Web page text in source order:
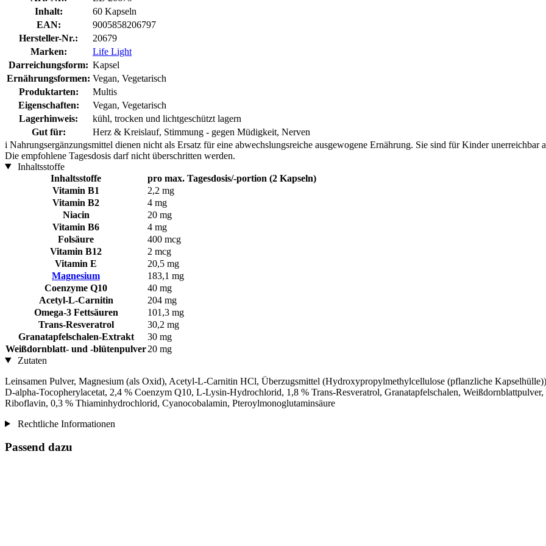
Inhalt:
60 Kapseln
EAN:
9005858206797
Hersteller-Nr.:
20679
Marken:
Life Light
Darreichungsform: Kapsel
Ernährungsformen: Vegan, Vegetarisch
Produktarten:
Multis
Eigenschaften:
Vegan, Vegetarisch
Lagerhinweis:
kühl, trocken und lichtgeschützt lagern
Gut für:
Herz & Kreislauf, Stimmung - gegen Müdigkeit, Nerven
i Nahrungsergänzungsmittel dienen nicht als Ersatz für eine abwechslungsreiche ausgewogene Ernährung. Sie sind für Kinder unerreichbar
Die empfohlene Tagesdosis darf nicht überschritten werden.
Inhaltsstoffe
Inhaltsstoffe
pro max. Tagesdosis/-portion (2 Kapseln)
Vitamin B1
2,2 mg
Vitamin B2
4 mg
Niacin
20 mg
Vitamin B6
4 mg
Folsäure
400 mcg
Vitamin B12
2 mcg
Vitamin E
20,5 mg
Magnesium
183,1 mg
Coenzyme Q10
40 mg
Acetyl-L-Carnitin
204 mg
Omega-3 Fettsäuren
101,3 mg
Trans-Resveratrol
30,2 mg
Granatapfelschalen-Extrakt
30 mg
Weißdornblatt- und -blütenpulver20 mg
Zutaten
Leinsamen Pulver, Magnesium (als Oxid), Acetyl-L-Carnitin HCl, Überzugsmittel (Hydroxypropylmethylcellulose (pflanzliche
D-alpha-Tocopherylacetat, 2,4 % Coenzym Q10, L-Lysin-Hydrochlorid, 1,8 % Trans-Resveratrol, Granatapfelschalen,
Riboflavin, 0,3 % Thiaminhydrochlorid, Cyanocobalamin, Pteroylmonoglutaminsäure
Rechtliche Informationen
Passend dazu